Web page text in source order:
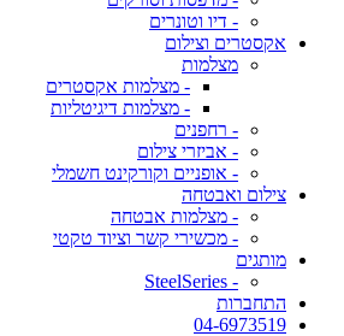
- דיו וטונרים
אקסטרים וצילום
מצלמות
- מצלמות אקסטרים
- מצלמות דיגיטליות
- רחפנים
- אביזרי צילום
- אופניים וקורקינט חשמלי
צילום ואבטחה
- מצלמות אבטחה
- מכשירי קשר וציוד טקטי
מותגים
- SteelSeries
התחברות
04-6973519